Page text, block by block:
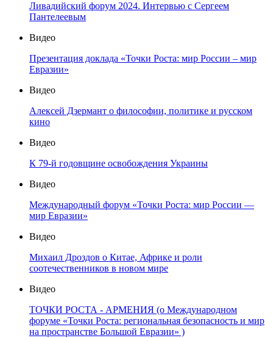
Ливадийский форум 2024. Интервью с Сергеем
Пантелеевым
Видео
Презентация доклада «Точки Роста: мир России – мир
Евразии»
Видео
Алексей Дзермант о философии, политике и русском
кино
Видео
К 79-й годовщине освобождения Украины
Видео
Международный форум «Точки Роста: мир России —
мир Евразии»
Видео
Михаил Дроздов о Китае, Африке и роли
соотечественников в новом мире
Видео
ТОЧКИ РОСТА - АРМЕНИЯ (о Международном
форуме «Точки Роста: региональная безопасность и мир
на пространстве Большой Евразии» )